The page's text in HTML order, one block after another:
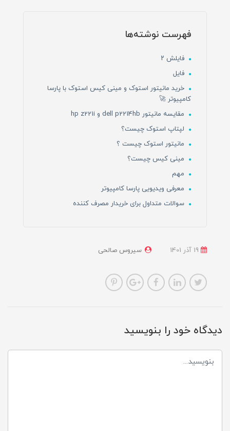
فهرست نوشته‌ها
فایلش ۲
فایل
خرید مانیتور استوک و مینی کیس استوک با پارسا
کامپیوتر 🚀
مقایسه مانیتور dell p2214hb و hp z221i
لپتاپ استوک چیست؟
مانیتور استوک چیست ؟
مینی کیس چیست؟
مهم
معرفی ویدیویی پارسا کامپیوتر
سوالات متداول برای خریدار مصرف کننده
سیروس صالحی
دیدگاه خود را بنویسید